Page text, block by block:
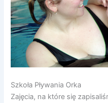
Szkoła Pływania Orka
Zajęcia, na które się